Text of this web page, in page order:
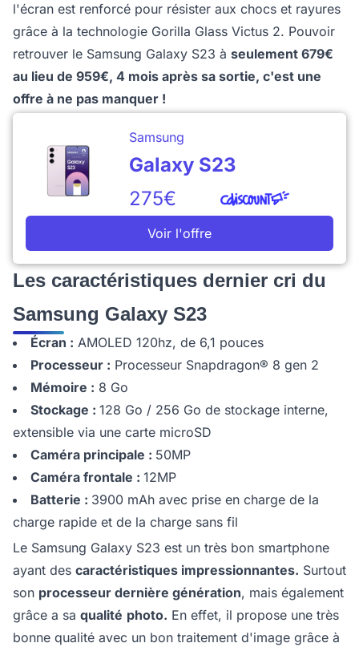
l'écran est renforcé pour résister aux chocs et rayures
grâce à la technologie Gorilla Glass Victus 2. Pouvoir
retrouver le Samsung Galaxy S23 à seulement 679€
au lieu de 959€, 4 mois après sa sortie, c'est une
offre à ne pas manquer !
Samsung
Galaxy S23
275€
Voir l'offre
Les caractéristiques dernier cri du
Samsung Galaxy S23
Écran : AMOLED 120hz, de 6,1 pouces
Processeur : Processeur Snapdragon® 8 gen 2
Mémoire : 8 Go
Stockage : 128 Go / 256 Go de stockage interne,
extensible via une carte microSD
Caméra principale : 50MP
Caméra frontale : 12MP
Batterie : 3900 mAh avec prise en charge de la
charge rapide et de la charge sans fil
Le Samsung Galaxy S23 est un très bon smartphone
ayant des caractéristiques impressionnantes. Surtout
son processeur dernière génération, mais également
grâce a sa qualité photo. En effet, il propose une très
bonne qualité avec un bon traitement d'image grâce à